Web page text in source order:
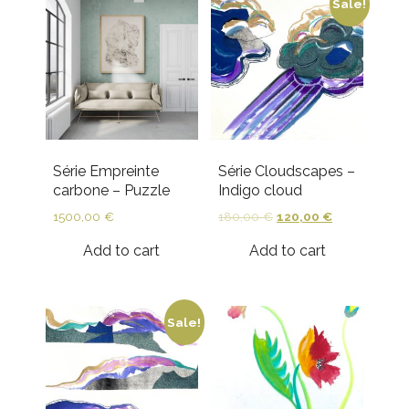
Série Empreinte
carbone – Puzzle
1500,00 €
Add to cart
Sale!
Série Cloudscapes –
Indigo cloud
180,00€ 120,00 €
Add to cart
Sale!